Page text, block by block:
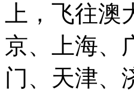
上，飞往
京、上海、
门、天津、